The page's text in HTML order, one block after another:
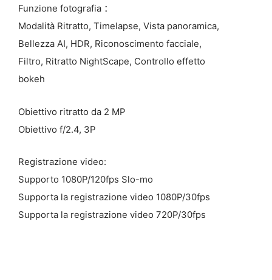
Funzione fotografia ：
Modalità Ritratto, Timelapse, Vista panoramica,
Bellezza AI, HDR, Riconoscimento facciale,
Filtro, Ritratto NightScape, Controllo effetto
bokeh
Obiettivo ritratto da 2 MP
Obiettivo f/2.4, 3P
Registrazione video:
Supporto 1080P/120fps Slo-mo
Supporta la registrazione video 1080P/30fps
Supporta la registrazione video 720P/30fps